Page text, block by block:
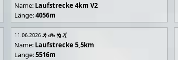
Name: Laufstrecke 4km V2
Länge:4056m
11.06.2026
Name: Laufstrecke 5,5km
Länge:5516m